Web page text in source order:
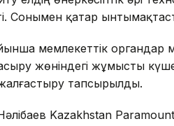
Сонымен қатар
мемлекеттік органдар
жөніндегі жұмысты
тапсырылды.
Kazakhstan